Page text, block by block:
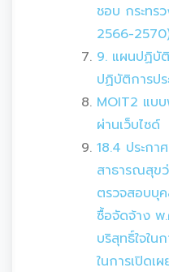
ชอบ กระทร
2566-
9. แผนปฏิบั
ปฏิบัติการป
MOIT2 แบ
ผ่านเว็บไซด์
18.4 ประกา
สาธารณสุข
ตรวจสอบบุ
ซื้อจัดจ้าง พ
บริสุทธิ์ใจใ
ในการเปิด